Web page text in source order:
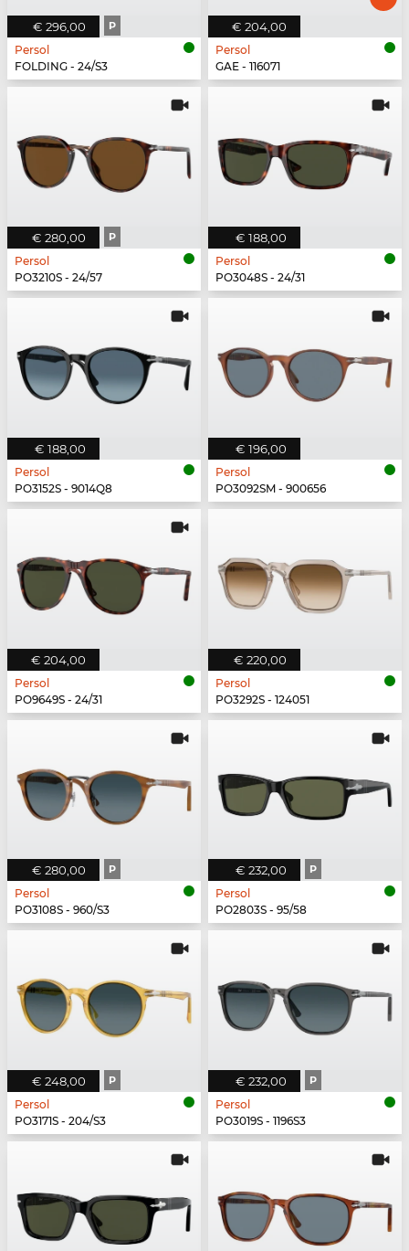
€ 296,00 P
Persol
FOLDING - 24/S3
€ 204,00
Persol
GAE - 116071
€ 280,00 P
Persol
PO3210S - 24/57
€ 188,00
Persol
PO3048S - 24/31
€ 188,00
Persol
PO3152S - 9014Q8
€ 196,00
Persol
PO3092SM - 900656
€ 204,00
Persol
PO9649S - 24/31
€ 220,00
Persol
PO3292S - 124051
€ 280,00 P
Persol
PO3108S - 960/S3
€ 232,00 P
Persol
PO2803S - 95/58
€ 248,00 P
Persol
PO3171S - 204/S3
€ 232,00 P
Persol
PO3019S - 1196S3